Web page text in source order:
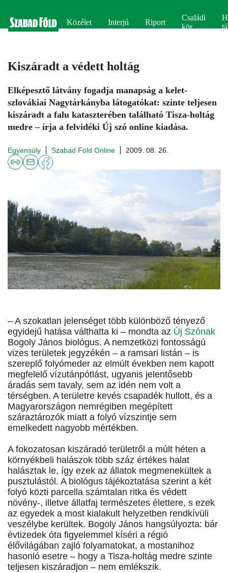
Közélet Interjú Riport
Családi
kör
Kiszáradt a védett holtág
Elképesztő látvány fogadja manapság a kelet-
szlovákiai Nagytárkányba látogatókat: szinte teljesen
kiszáradt a falu kataszterében található Tisza-holtág
medre – írja a felvidéki Új szó online kiadása.
Egyensúly Szabad Föld Online 2009. 08. 26.
– A szokatlan jelenséget több különböző tényező
egyidejű hatása válthatta ki – mondta az Új Szónak
Bogoly János biológus. A nemzetközi fontosságú
vizes területek jegyzékén – a ramsari listán – is
szereplő folyómeder az elmúlt években nem kapott
megfelelő vízutánpótlást, ugyanis jelentősebb
áradás sem tavaly, sem az idén nem volt a
térségben. A területre kevés csapadék hullott, és a
Magyarországon nemrégiben megépített
száraztározók miatt a folyó vízszintje sem
emelkedett nagyobb mértékben.
A fokozatosan kiszáradó területről a múlt héten a
környékbeli halászok több száz értékes halat
halásztak le, így ezek az állatok megmenekültek a
pusztulástól. A biológus tájékoztatása szerint a két
folyó közti parcella számtalan ritka és védett
növény-, illetve állatfaj természetes élettere, s ezek
az egyedek a most kialakult helyzetben rendkívüli
veszélybe kerültek. Bogoly János hangsúlyozta: bár
évtizedek óta figyelemmel kíséri a régió
élővilágában zajló folyamatokat, a mostanihoz
hasonló esetre – hogy a Tisza-holtág medre szinte
teljesen kiszáradjon – nem emlékszik.